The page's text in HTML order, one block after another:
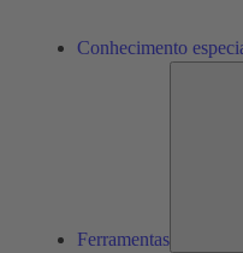
Conhecimento
Ferramentas